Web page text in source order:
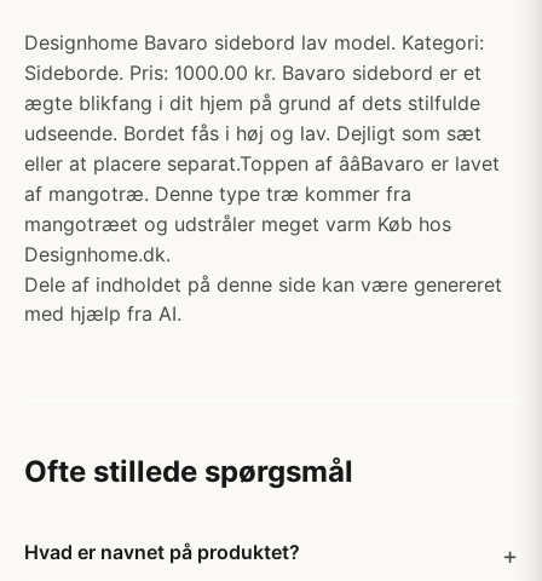
Designhome Bavaro sidebord lav model. Kategori:
Sideborde. Pris: 1000.00 kr. Bavaro sidebord er et
ægte blikfang i dit hjem på grund af dets stilfulde
udseende. Bordet fås i høj og lav. Dejligt som sæt
eller at placere separat.Toppen af ââBavaro er lavet
af mangotræ. Denne type træ kommer fra
mangotræet og udstråler meget varm Køb hos
Designhome.dk.
Dele af indholdet på denne side kan være genereret
med hjælp fra AI.
Ofte stillede spørgsmål
Hvad er navnet på produktet?